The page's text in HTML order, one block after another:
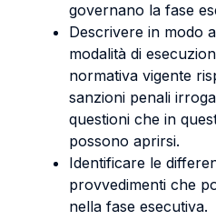
governano la fase
Descrivere in modo
modalità di
normativa vigente
sanzioni penali
questioni che in
possono aprirsi.
Identificare le
provvedimenti che
nella fase esecutiva.